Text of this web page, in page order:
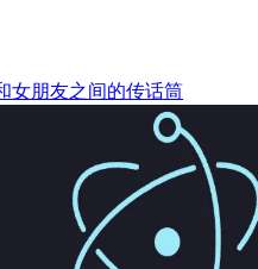
女朋友之间的传话筒